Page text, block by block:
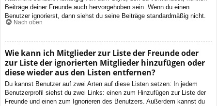
Beiträge deiner Freunde auch hervorgehoben sein. Wenn du einen
Benutzer ignorierst, dann siehst du seine Beiträge standardmäßig nicht.
Nach oben
Wie kann ich Mitglieder zur Liste der Freunde oder
zur Liste der ignorierten Mitglieder hinzufügen oder
diese wieder aus den Listen entfernen?
Du kannst Benutzer auf zwei Arten auf diese Listen setzen: In jedem
Benutzerprofil siehst du zwei Links: einen zum Hinzufügen zur Liste der
Freunde und einen zum Ignorieren des Benutzers. Außerdem kannst du